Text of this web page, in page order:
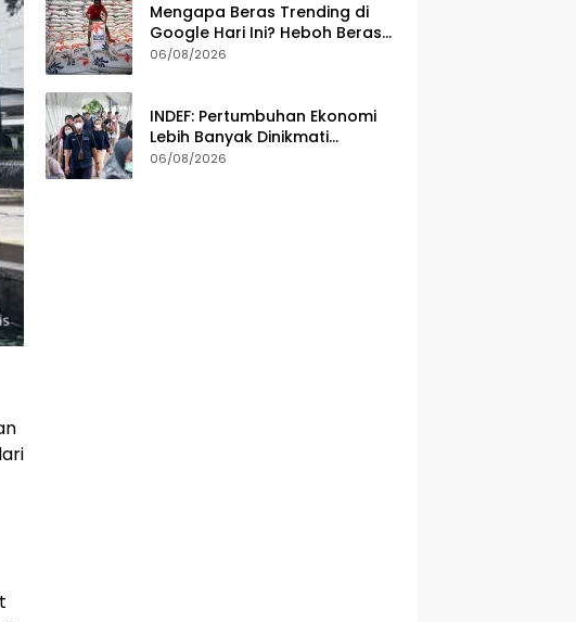
Mengapa Beras Trending di
Google Hari Ini? Heboh Beras
Fortifikasi hingga Sidak Bulog
06/08/2026
INDEF: Pertumbuhan Ekonomi
Lebih Banyak Dinikmati
Kelompok Masyarakat Kelas
06/08/2026